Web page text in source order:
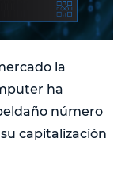
la
ha
número
capitalización